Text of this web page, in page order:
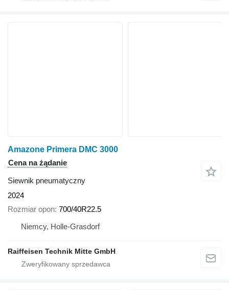
Amazone Primera DMC 3000
Cena na żądanie
Siewnik pneumatyczny
2024
Rozmiar opon 700/40R22.5
Niemcy, Holle-Grasdorf
Raiffeisen Technik Mitte GmbH